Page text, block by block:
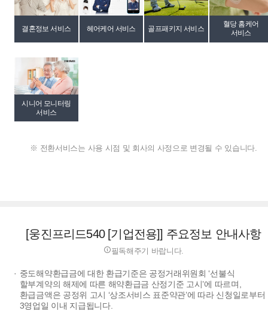
결혼정보 서비스 헤어케어 서비스 골프패키지 서비스
혈당 홈케어
서비스
시니어 모니터링
서비스
※ 전환서비스는 사용 시점 및 회사의 사정으로 변경될 수 있습니다.
[웅진프리드540 [기업전용]] 주요정보 안내사항
필독해주기 바랍니다.
중도해약환급금에 대한 환급기준은 공정거래위원회 ‘선불식
할부계약의 해제에 따른 해약환급금 산정기준 고시’에 따르며,
환급금액은 공정위 고시 ‘상조서비스 표준약관’에 따라 신청일로부터
3영업일 이내 지급됩니다.